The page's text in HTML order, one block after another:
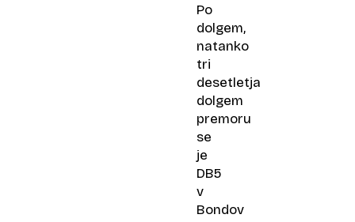
Po
dolgem,
natanko
tri
desetletja
dolgem
premoru
se
je
DB5
v
Bondov